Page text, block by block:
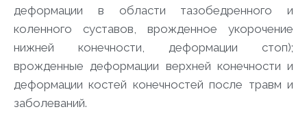
деформации в области тазобедренного и
коленного суставов, врожденное укорочение
нижней конечности, деформации стоп);
врожденные деформации верхней конечности и
деформации костей конечностей после травм и
заболеваний.